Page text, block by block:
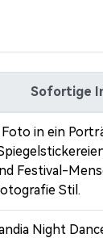
Sofortige
in ein
Festival-
Stil.
Night